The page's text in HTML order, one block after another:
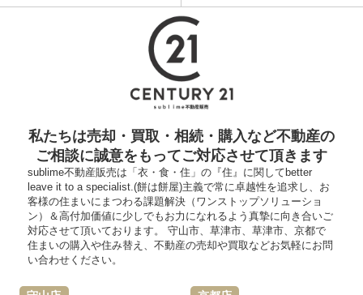
私たちは売却・買取・相続・購入など不動産の
ご相談に誠意をもってご対応させて頂きます
sublime不動産販売は「衣・食・住」の『住』に関してbetter
leave it to a specialist.(餅は餅屋)主義で常に卓越性を追求し、お
客様の住まいにまつわる課題解決（ワンストップソリューショ
ン）＆高付加価値に少しでもお力になれるよう真摯に向き合いご
対応させて頂いております。 守山市、草津市、草津市、京都で
住まいの購入や住み替え、不動産の売却や買取などお気軽にお問
い合わせください。